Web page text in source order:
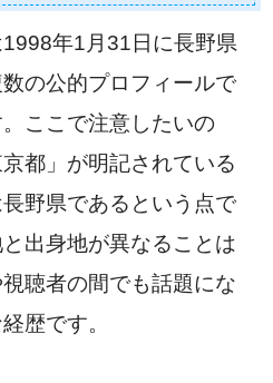
年1月31日に長野県
の公的プロフィールで
ここで注意したいの
都」が明記されている
野県であるという点で
出身地が異なることは
聴者の間でも話題にな
歴です。